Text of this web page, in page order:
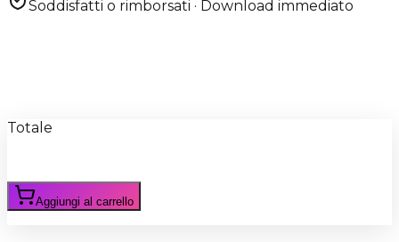
Soddisfatti o rimborsati · Download immediato
Totale
Aggiungi al carrello